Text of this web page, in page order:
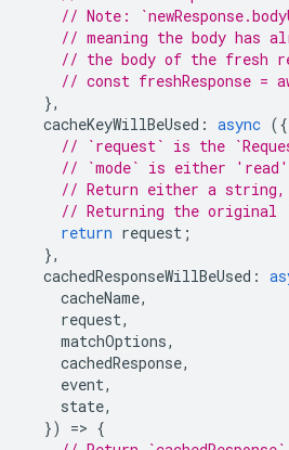
// Note:
// meaning the body has
// the body of the fresh
// const freshResponse =
},
cacheKeyWillBeUsed : async ({
// `request` is the
// `mode` is either
// Return either a string,
// Returning the original
return request ;
},
cachedResponseWillBeUsed :
cacheName,
request,
matchOptions,
cachedResponse,
event,
state,
})
=> {